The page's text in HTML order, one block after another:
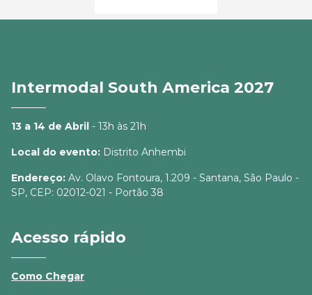
Intermodal South America 2027
13 a 14 de Abril - 13h às 21h
Local do evento: Distrito Anhembi
Endereço: Av. Olavo Fontoura, 1.209 - Santana, São Paulo -
SP, CEP: 02012-021 - Portão 38
Acesso rápido
Como Chegar